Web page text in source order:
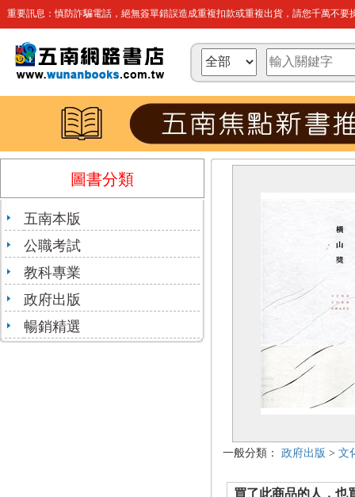
重要訊息：慎防詐騙電話，絕無簽單錯誤造成重複扣款或重複出貨，請您千萬不要
圖書分類
五南本版
公職考試
教科專業
政府出版
暢銷精選
一般分類： 政府出版 > 文
買了此商品的人，也